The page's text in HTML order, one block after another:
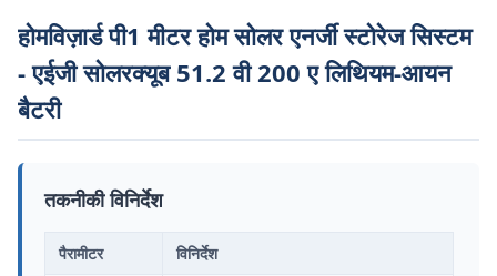
होमविज़ार्ड पी1 मीटर होम सोलर एनर्जी स्टोरेज सिस्टम
- एईजी सोलरक्यूब 51.2 वी 200 ए लिथियम-आयन
बैटरी
तकनीकी विनिर्देश
पैरामीटर
विनिर्देश